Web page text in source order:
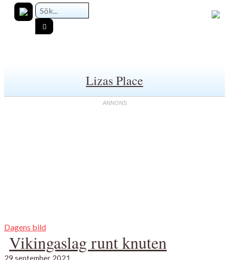
Lizas Place
Dagens bild
Vikingaslag runt knuten
29 september 2021